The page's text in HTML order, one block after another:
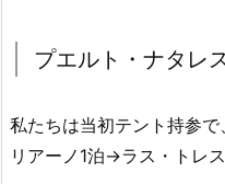
プエルト・ナタレ
私たちは当初テント持参
リアーノ1泊→ラス・トレ